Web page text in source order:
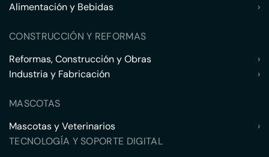
Alimentación y Bebidas
›
CONSTRUCCIÓN Y REFORMAS
Reformas, Construcción y Obras
›
Industria y Fabricación
›
MASCOTAS
Mascotas y Veterinarios
›
TECNOLOGÍA Y SOPORTE DIGITAL